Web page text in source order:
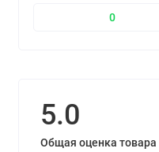
0
5.0
Общая оценка товара